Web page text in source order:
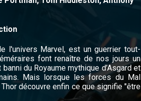
l'univers Marvel, est un guerrier tout-
font renaître de nos jours un
du Royaume mythique d’Asgard et
Mais lorsque les forces du Mal
Thor découvre enfin ce que signifie "être